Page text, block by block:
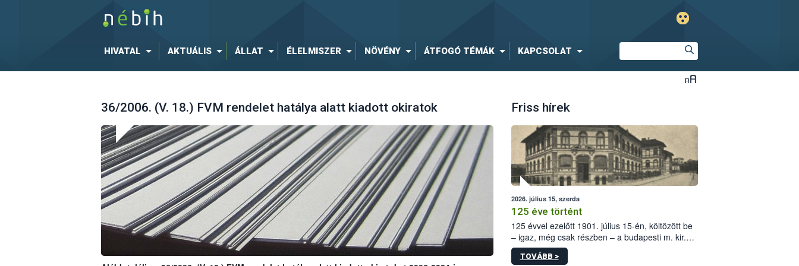
HIVATAL AKTUÁLIS ÁLLAT ÉLELMISZER NÖVÉNY ÁTFOGÓ TÉMÁK KAPCSOLAT
36/2006. (V. 18.) FVM rendelet hatálya alatt kiadott okiratok Friss hírek
2026. július 15, szerda
125 éve történt
125 évvel ezelőtt 1901. július 15-én, költözött be
– igaz, még csak részben – a budapesti m. kir.
állami vetőmagvizsgáló állomás a Kis Rókus utca
15. szám alatti, Czigler Győző által tervezett új
TOVÁBB >